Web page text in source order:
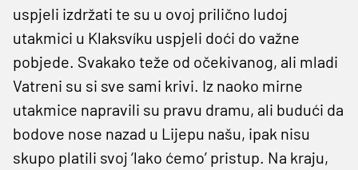
uspjeli izdržati te su u ovoj prilično ludoj
utakmici u Klaksvíku uspjeli doći do važne
pobjede. Svakako teže od očekivanog, ali mladi
Vatreni su si sve sami krivi. Iz naoko mirne
utakmice napravili su pravu dramu, ali budući da
bodove nose nazad u Lijepu našu, ipak nisu
skupo platili svoj ‘lako ćemo’ pristup. Na kraju,